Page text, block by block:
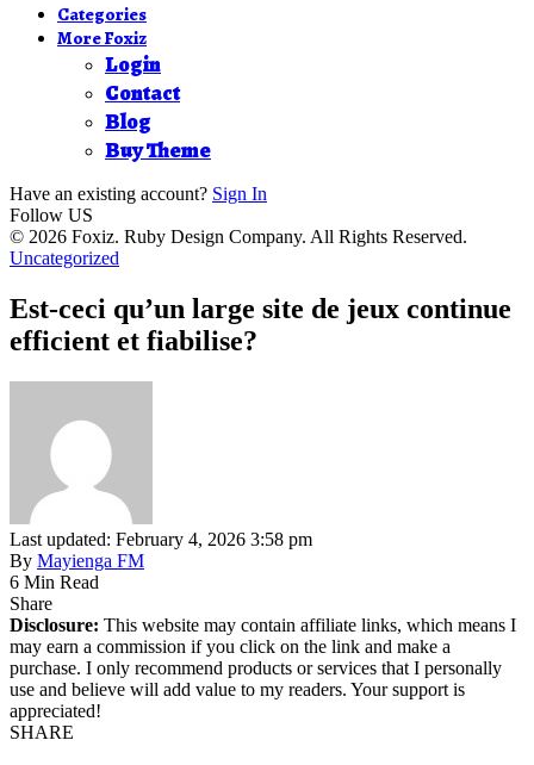
Categories
More Foxiz
Login
Contact
Blog
Buy Theme
Have an existing account? Sign In
Follow US
© 2026 Foxiz. Ruby Design Company. All Rights Reserved.
Uncategorized
Est-ceci qu’un large site de jeux continue
efficient et fiabilise?
Last updated: February 4, 2026 3:58 pm
By Mayienga FM
6 Min Read
Share
Disclosure: This website may contain affiliate links, which means I
may earn a commission if you click on the link and make a
purchase. I only recommend products or services that I personally
use and believe will add value to my readers. Your support is
appreciated!
SHARE